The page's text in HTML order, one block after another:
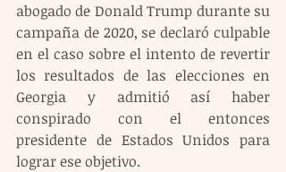
abogado de Donald Trump durante su
campaña de 2020, se declaró culpable
en el caso sobre el intento de revertir
los resultados de las elecciones en
Georgia y admitió así haber
conspirado con el entonces
presidente de Estados Unidos para
lograr ese objetivo.